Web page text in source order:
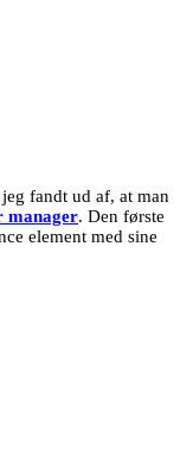
fandt ud af, at man
manager. Den første
element med sine